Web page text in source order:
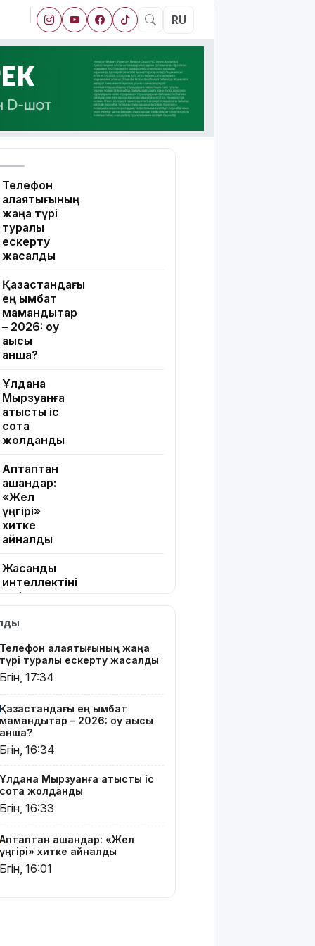
RU
Телефон
алаяқтығының
жаңа түрі
туралы
ескерту
жасалды
Қазақстандағы
ең қымбат
мамандықтар
– 2026: оқу
ақысы
қанша?
Ұлдана
Мырзуанға
қатысты іс
сотқа
жолданды
Аптаптан
қашқандар:
«Жел
үңгірі»
хитке
айналды
Жасанды
интеллектіні
өшіруге
болып
Грант
иегерлерінің
Белгілі
блогер
Астанада
сөз айтқаны
үшін
қамауға
Мектеп
оқушылары
Телефон алаяқтығының жаңа
түрі туралы ескерту жасалды
Бүгін, 17:34
Қазақстандағы ең қымбат
мамандықтар – 2026: оқу ақысы
қанша?
Бүгін, 16:34
Ұлдана Мырзуанға қатысты іс
сотқа жолданды
Бүгін, 16:33
Аптаптан қашқандар: «Жел
үңгірі» хитке айналды
Бүгін, 16:01